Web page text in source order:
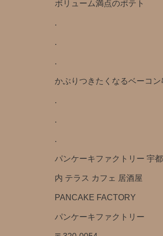
ボリューム満点のポテト
.
.
.
かぶりつきたくなるベーコン
.
.
.
パンケーキファクトリー 宇
内 テラス カフェ 居酒屋
PANCAKE FACTORY
パンケーキファクトリー